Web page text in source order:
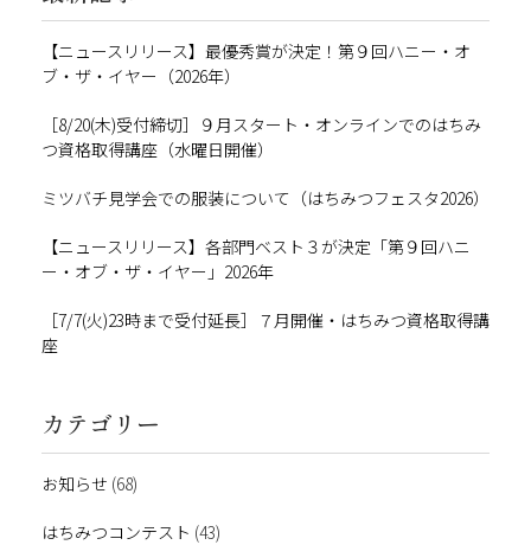
【ニュースリリース】最優秀賞が決定！第９回ハニー・オ
ブ・ザ・イヤー（2026年）
［8/20(木)受付締切］９月スタート・オンラインでのはちみ
つ資格取得講座（水曜日開催）
ミツバチ見学会での服装について（はちみつフェスタ2026）
【ニュースリリース】各部門ベスト３が決定「第９回ハニ
ー・オブ・ザ・イヤー」2026年
［7/7(火)23時まで受付延長］７月開催・はちみつ資格取得講
座
カテゴリー
お知らせ (68)
はちみつコンテスト (43)